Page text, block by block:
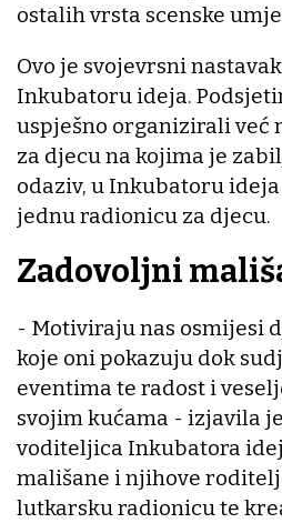
ostalih vrsta scenske
Ovo je svojevrsni
Inkubatoru ideja.
uspješno organizirali već
za djecu na kojima je
odaziv, u Inkubatoru
jednu radionicu za djecu.
Zadovoljni
- Motiviraju nas osmijesi
koje oni pokazuju dok
eventima te radost i
svojim kućama - izjavila
voditeljica Inkubatora
mališane i njihove
lutkarsku radionicu te